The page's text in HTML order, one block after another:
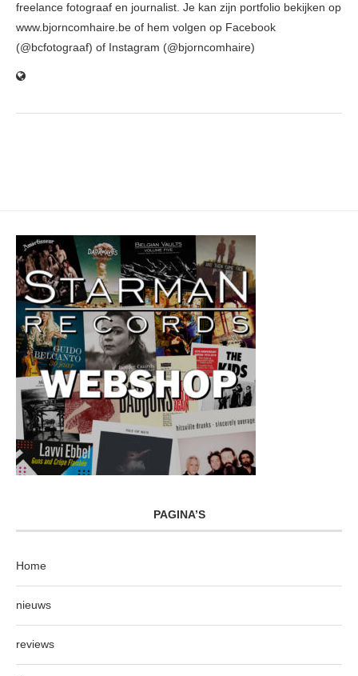
freelance fotograaf en journalist. Je kan zijn portfolio bekijken op
www.bjorncomhaire.be of hem volgen op Facebook
(@bcfotograaf) of Instagram (@bjorncomhaire)
PAGINA’S
Home
nieuws
reviews